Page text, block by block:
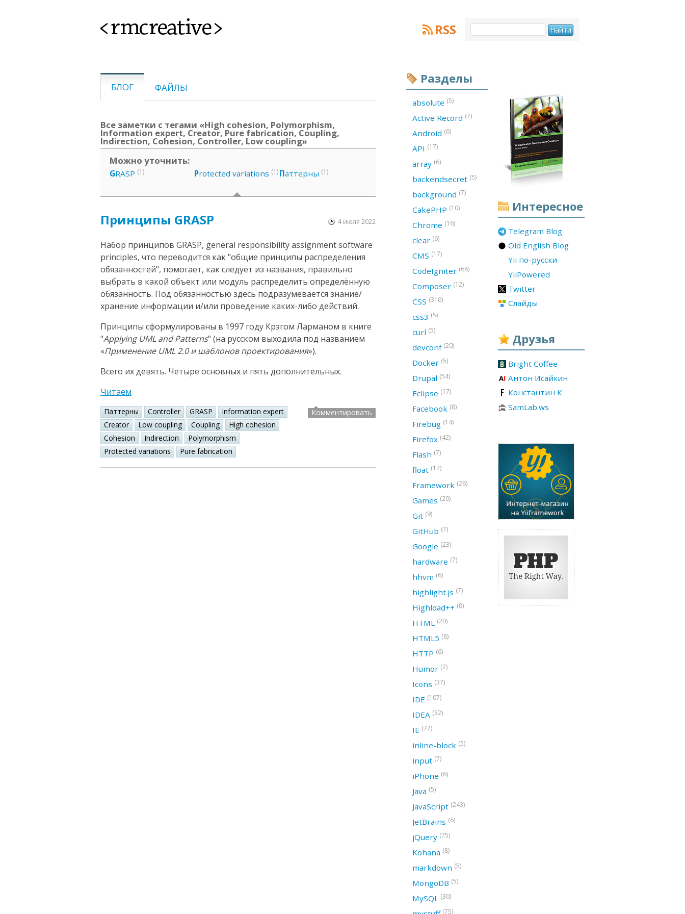
<rmcreative> RSS
БЛОГ ФАЙЛЫ
Все заметки с тегами «High cohesion, Polymorphism,
Information expert, Creator, Pure fabrication, Coupling,
Indirection, Cohesion, Controller, Low coupling»
Можно уточнить:
GRASP (1) Protected variations (1)Паттерны (1)
Принципы GRASP 4 июля 2022
Набор принципов GRASP, general responsibility assignment software
principles, что переводится как "общие принципы распределения
обязанностей", помогает, как следует из названия, правильно
выбрать в какой объект или модуль распределить определённую
обязанность. Под обязанностью здесь подразумевается знание/
хранение информации и/или проведение каких-либо действий.
Принципы сформулированы в 1997 году Крэгом Ларманом в книге
"Applying UML and Patterns" (на русском выходила под названием
«Применение UML 2.0 и шаблонов проектирования»).
Всего их девять. Четыре основных и пять дополнительных.
Читаем
Паттерны Controller GRASP
Information expert
Creator
Low coupling Coupling
High cohesion
Cohesion
Indirection
Polymorphism
Protected variations
Pure fabrication
Комментировать
Интересное
Telegram Blog
Old English Blog
Yii по-русски
YiiPowered
Twitter
Слайды
Друзья
Bright Coffee
Антон Исайкин
Константин К
SamLab.ws
Разделы
absolute (5)
Active Record (7)
Android (6)
API (17)
array (6)
backendsecret (5)
background (7)
CakePHP (10)
Chrome (16)
clear (6)
CMS (17)
CodeIgniter (68)
Composer (12)
CSS (310)
css3 (5)
curl (5)
devconf (20)
Docker (5)
Drupal (54)
Eclipse (17)
Facebook (8)
Firebug (14)
Firefox (42)
Flash (7)
float (12)
Framework (26)
Games (20)
Git (9)
GitHub (7)
Google (23)
hardware (7)
hhvm (6)
highlight.js (7)
Highload++ (8)
HTML (20)
HTML5 (8)
HTTP (6)
Humor (7)
Icons (37)
IDE (107)
IDEA (32)
IE (77)
inline-block (5)
input (7)
iPhone (6)
Java (5)
JavaScript (243)
JetBrains (6)
jQuery (75)
Kohana (8)
markdown (5)
MongoDB (5)
MySQL (30)
(75)